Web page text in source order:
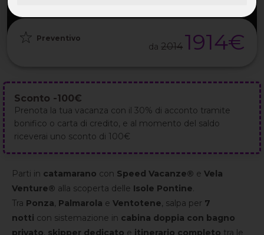
Preventivo
da 2014 1914€
Sconto -100€
Prenota la tua vacanza con il 30% di acconto tramite
bonifico o carta di credito, e al momento del saldo
riceverai uno sconto di 100€
Parti in catamarano con Speed Vacanze® e Vela
Venture® alla scoperta delle Isole Pontine.
Tra Ponza, Palmarola e Ventotene, salpa per 7
notti con sistemazione in cabina doppia con bagno
privato, skipper dedicato e itinerario completo tra le